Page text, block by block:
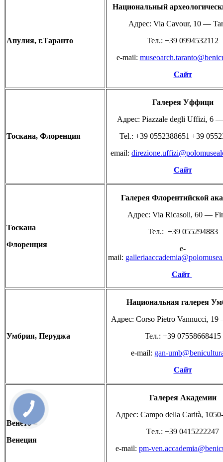
Апулия, г.Таранто
Национальный
Адрес: Via Cavour, 10 —
Teл.: +39 0994532112
e-mail:
Сайт
Тоскана, Флоренция
Галерея Уффици
Адрес: Piazzale degli Uffizi, 6
Tel.: +39 0552388651 +39
email:
Сайт
Тоскана
Флоренция
Галерея Флорентийской
Адрес: Via Ricasoli, 60 —
Teл.: +39 055294883
e-
mail:
Сайт
Умбрия, Перуджа
Национальная галерея
Адрес: Corso Pietro Vannucci,
Teл.: +39 07558668415
e-mail: gan-
Сайт
Венето –
Венеция
Галерея Академии
Адрес: Campo della Carità,
Тeл.: +39 0415222247
e-mail: pm-